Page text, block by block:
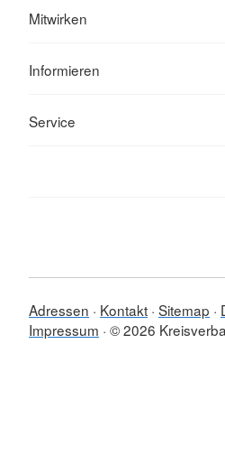
Mitwirken
Informieren
Service
Adressen Kontakt Sitemap
Impressum © 2026